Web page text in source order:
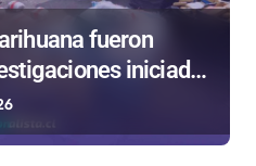
fueron
iniciadas